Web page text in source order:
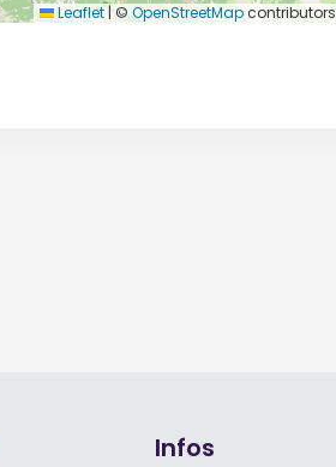
Leaflet |© OpenStreetMapcontributors
Infos